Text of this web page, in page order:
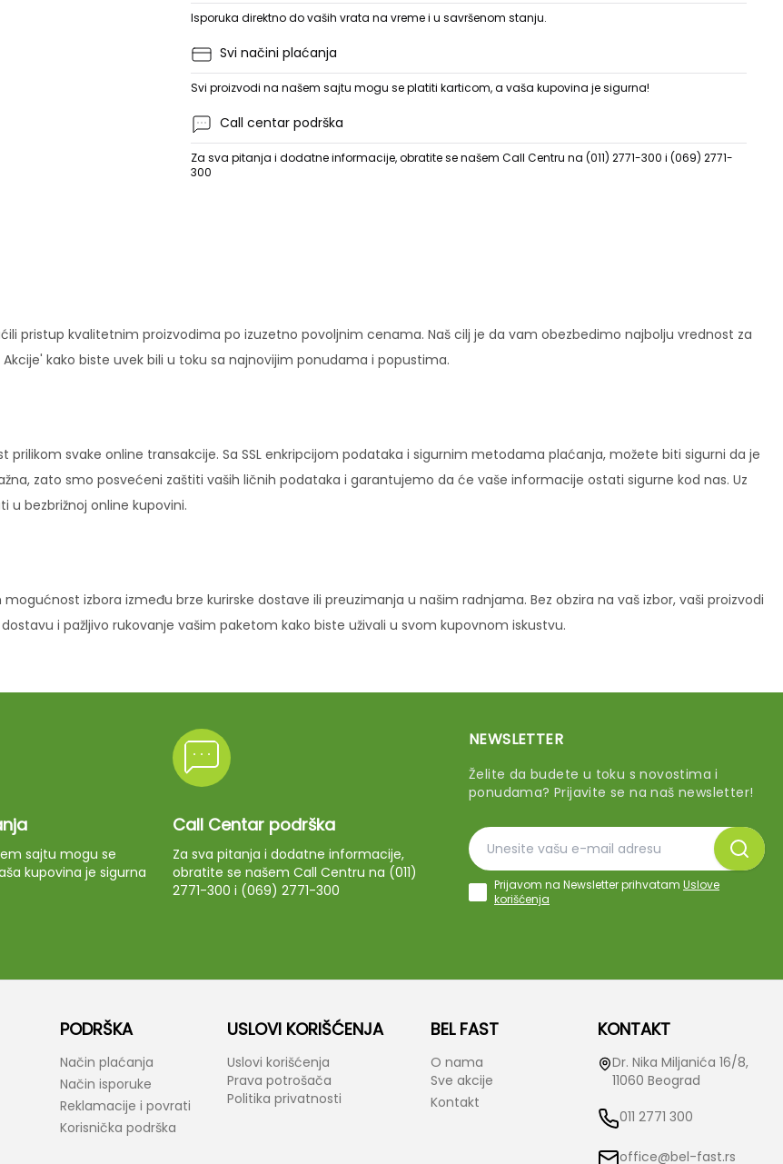
Isporuka direktno do vaših vrata na vreme i u savršenom stanju.
Svi načini plaćanja
Svi proizvodi na našem sajtu mogu se platiti karticom, a vaša kupovina je sigurna!
Call centar podrška
Za sva pitanja i dodatne informacije, obratite se našem Call Centru na (011) 2771-300 i (069) 2771-
300
pristup kvalitetnim proizvodima po izuzetno povoljnim cenama. Naš cilj je da vam obezbedimo najbolju vrednost za
kako biste uvek bili u toku sa najnovijim ponudama i popustima.
svake online transakcije. Sa SSL enkripcijom podataka i sigurnim metodama plaćanja, možete biti sigurni da je
zato smo posvećeni zaštiti vaših ličnih podataka i garantujemo da će vaše informacije ostati sigurne kod nas. Uz
u bezbrižnoj online kupovini.
izbora između brze kurirske dostave ili preuzimanja u našim radnjama. Bez obzira na vaš izbor, vaši proizvodi
i pažljivo rukovanje vašim paketom kako biste uživali u svom kupovnom iskustvu.
sajtu mogu se
kupovina je sigurna
Call Centar podrška
Za sva pitanja i dodatne informacije,
obratite se našem Call Centru na (011)
2771-300 i (069) 2771-300
NEWSLETTER
Želite da budete u toku s novostima i
ponudama? Prijavite se na naš newsletter!
Prijavom na Newsletter prihvatam Uslove
korišćenja
PODRŠKA
Način plaćanja
Način isporuke
Reklamacije i povrati
Korisnička podrška
USLOVI KORIŠĆENJA
Uslovi korišćenja
Prava potrošača
Politika privatnosti
BEL FAST
O nama
Sve akcije
Kontakt
KONTAKT
Dr. Nika Miljanića 16/8,
11060 Beograd
011 2771 300
office@bel-fast.rs